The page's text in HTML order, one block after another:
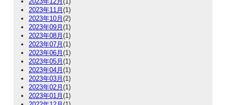
2023年11月 (1)
2023年10月 (2)
2023年09月 (1)
2023年08月 (1)
2023年07月 (1)
2023年06月 (1)
2023年05月 (1)
2023年04月 (1)
2023年03月 (1)
2023年02月 (1)
2023年01月 (1)